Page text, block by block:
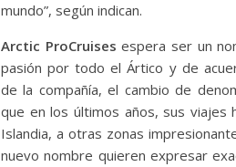
mundo”, según indican.
Arctic ProCruises espera ser un
pasión por todo el Ártico y de
de la compañía, el cambio de
que en los últimos años, sus viajes
Islandia, a otras zonas
nuevo nombre quieren expresar